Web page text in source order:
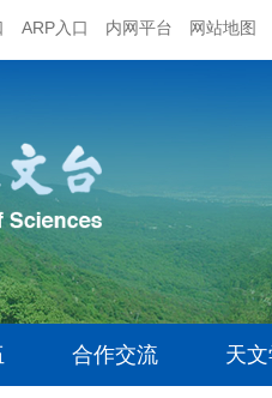
ARP入口 内网平台 网站地图
合作交流 天